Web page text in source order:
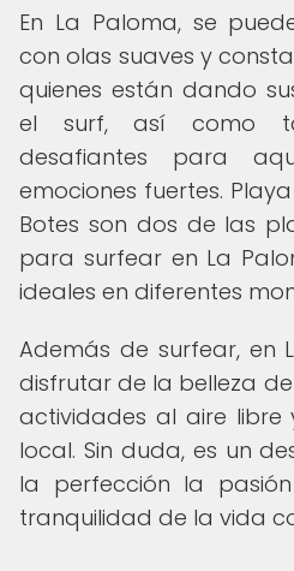
En La Paloma, se
con olas suaves y
quienes están dando
el surf, así como
desafiantes para
emociones fuertes.
Botes son dos de las
para surfear en La
ideales en diferentes
Además de surfear, en
disfrutar de la belleza
actividades al aire libre
local. Sin duda, es un
la perfección la
tranquilidad de la vida